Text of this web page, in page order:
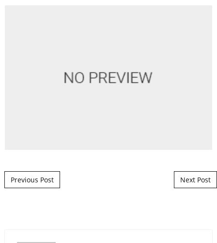
Post navigation
Previous Post Next Post